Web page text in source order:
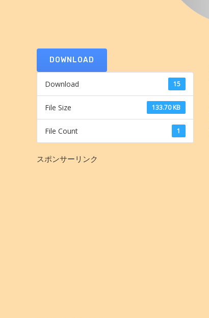
DOWNLOAD
Download 15
File Size 133.70 KB
File Count 1
スポンサーリンク